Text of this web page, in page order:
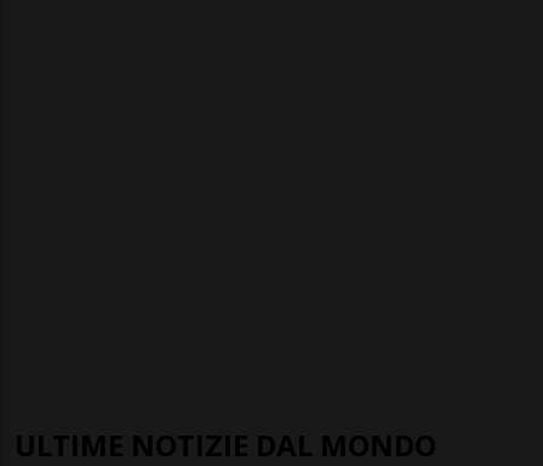
ULTIME NOTIZIE DAL MONDO